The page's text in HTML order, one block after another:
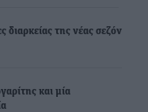
διαρκείας της νέας σεζόν
και μία